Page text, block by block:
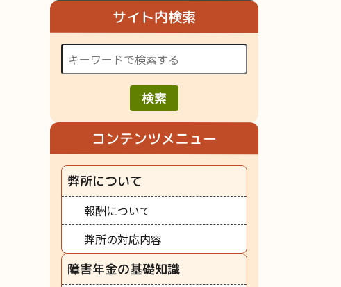
サイト内検索
検索
コンテンツメニュー
弊所について
報酬について
弊所の対応内容
障害年金の基礎知識